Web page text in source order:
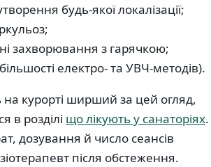
будь-якої локалізації;
захворювання з гарячкою;
більшості електро- та УВЧ-методів).
на курорті ширший за цей огляд,
в розділі що лікують у санаторіях.
дозування й число сеансів
після обстеження.